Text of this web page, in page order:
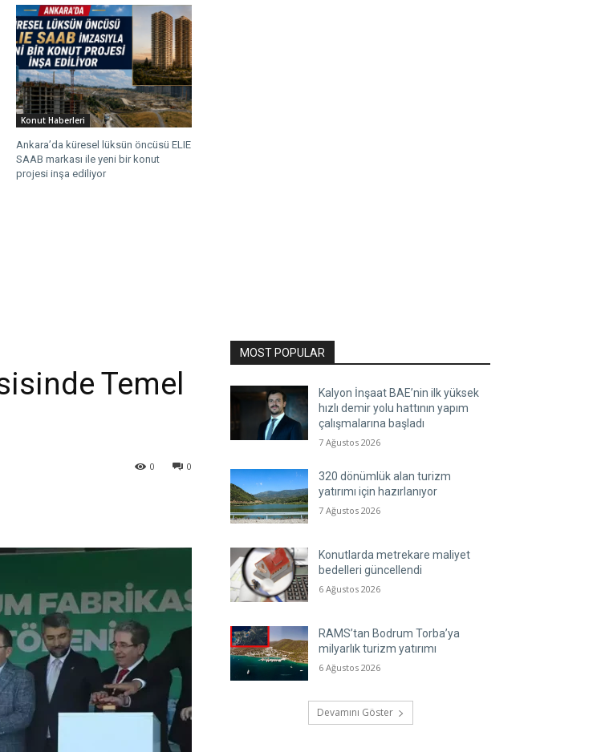
Konut Haberleri
Ankara’da küresel lüksün öncüsü ELIE
SAAB markası ile yeni bir konut
projesi inşa ediliyor